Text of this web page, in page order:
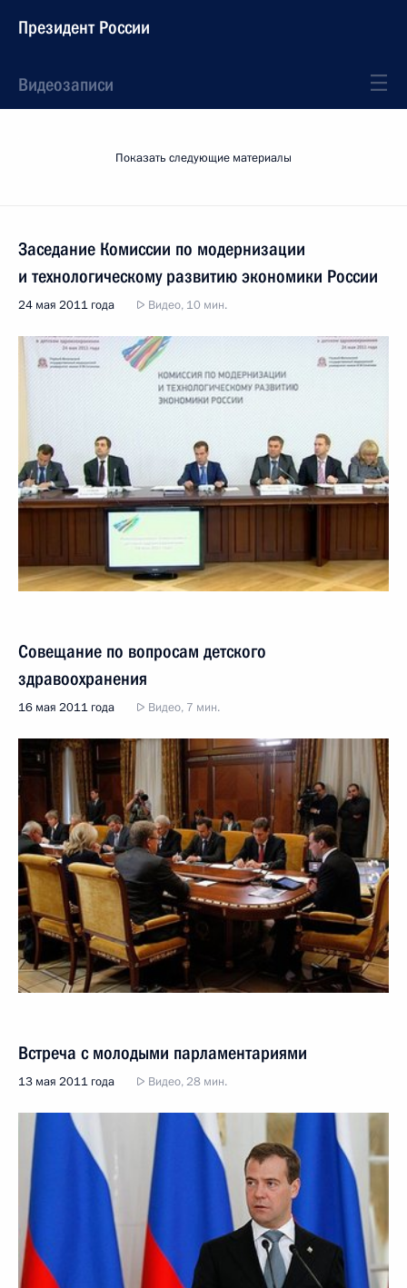
Президент России
Видеозаписи
Показать следующие материалы
Заседание Комиссии по модернизации
и технологическому развитию экономики России
24 мая 2011 года Видео, 10 мин.
Совещание по вопросам детского
здравоохранения
16 мая 2011 года Видео, 7 мин.
Встреча с молодыми парламентариями
13 мая 2011 года Видео, 28 мин.